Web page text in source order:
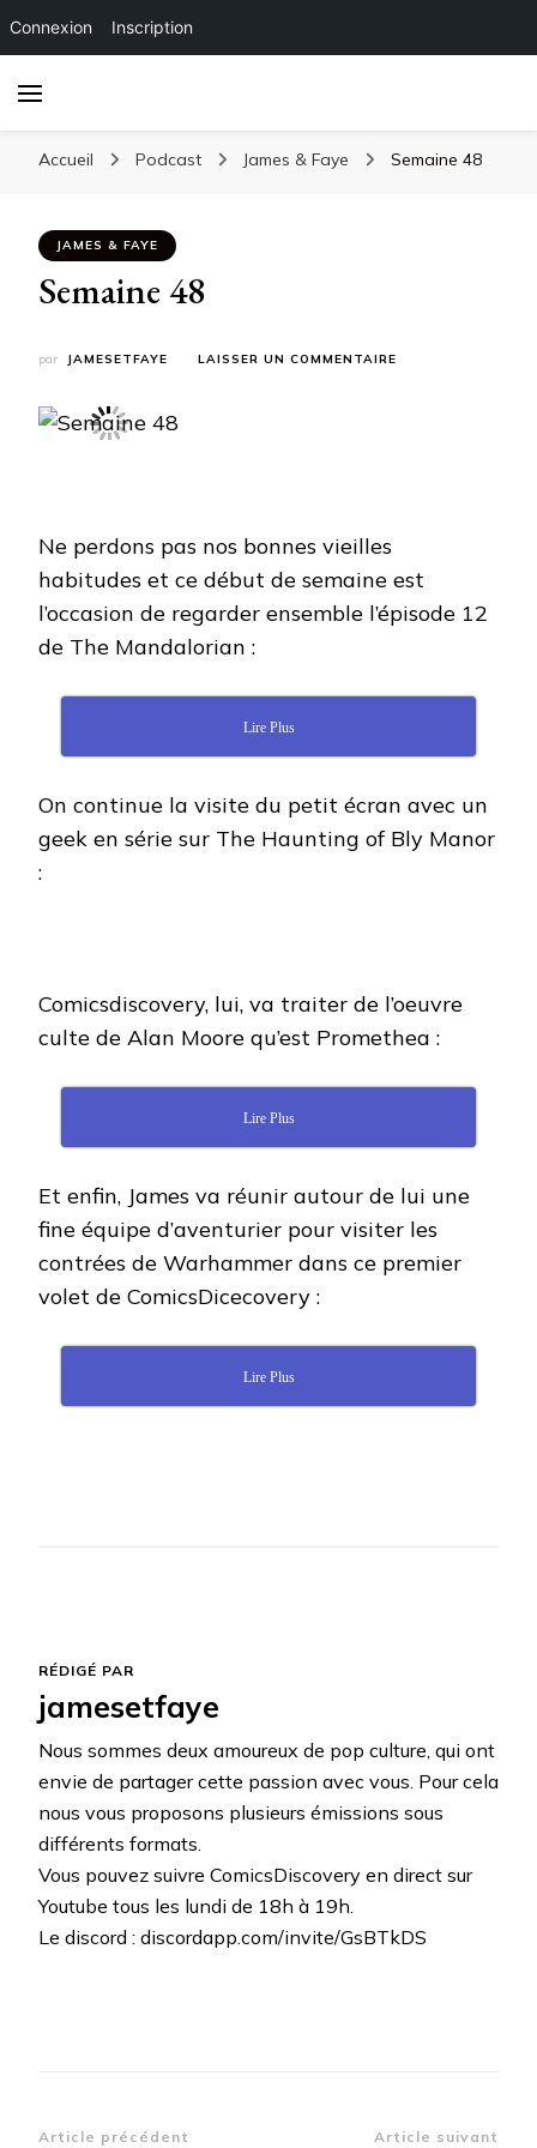
Connexion Inscription
Accueil Podcast James & Faye Semaine 48
JAMES & FAYE
Semaine 48
par JAMESETFAYE LAISSER UN COMMENTAIRE
Ne perdons pas nos bonnes vieilles
habitudes et ce début de semaine est
l’occasion de regarder ensemble l’épisode 12
de The Mandalorian :
Lire Plus
On continue la visite du petit écran avec un
geek en série sur The Haunting of Bly Manor
:
Comicsdiscovery, lui, va traiter de l’oeuvre
culte de Alan Moore qu’est Promethea :
Lire Plus
Et enfin, James va réunir autour de lui une
fine équipe d’aventurier pour visiter les
contrées de Warhammer dans ce premier
volet de ComicsDicecovery :
Lire Plus
RÉDIGÉ PAR
jamesetfaye
Nous sommes deux amoureux de pop culture, qui ont
envie de partager cette passion avec vous. Pour cela
nous vous proposons plusieurs émissions sous
différents formats.
Vous pouvez suivre ComicsDiscovery en direct sur
Youtube tous les lundi de 18h à 19h.
Le discord : discordapp.com/invite/GsBTkDS
Article précédent Article suivant